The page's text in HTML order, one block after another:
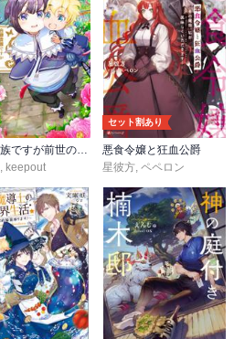
白豚貴族ですが前世の記憶が生えたのでひよこな弟育てます
, keepout
セット割あり
悪食令嬢と狂血公爵
星彼方, ペペロン